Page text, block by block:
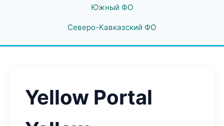
Южный ФО
Северо-Кавказский ФО
Yellow Portal